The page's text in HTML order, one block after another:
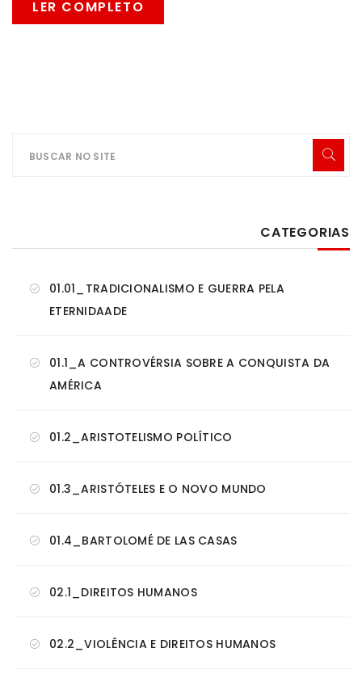
LER COMPLETO
CATEGORIAS
01.01_TRADICIONALISMO E GUERRA PELA
ETERNIDAADE
01.1_A CONTROVÉRSIA SOBRE A CONQUISTA DA
AMÉRICA
01.2_ARISTOTELISMO POLÍTICO
01.3_ARISTÓTELES E O NOVO MUNDO
01.4_BARTOLOMÉ DE LAS CASAS
02.1_DIREITOS HUMANOS
02.2_VIOLÊNCIA E DIREITOS HUMANOS